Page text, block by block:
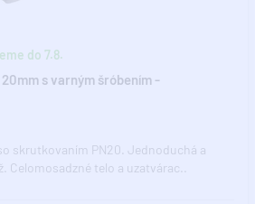
do 7.8.
s varným šróbením -
skrutkovaním PN20. Jednoduchá a
Celomosadzné telo a uzatvárac..